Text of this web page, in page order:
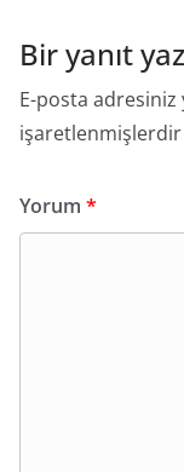
Bir yanıt
E-posta adresiniz
işaretlenmişlerdir
Yorum *